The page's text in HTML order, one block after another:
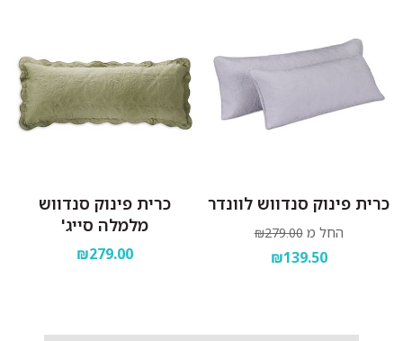
כרית פינוק סנדווש לוונדר
החל מ ₪279.00
₪139.50
כרית פינוק סנדווש
מלמלה סייג'
₪279.00